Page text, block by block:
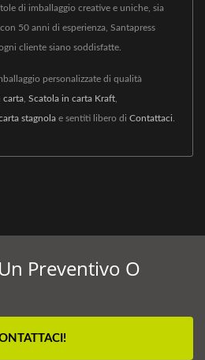
di imballaggio creative e uniche, sia
50 anni di esperienza, Santapress
cliente siano soddisfatte.
personalizzate di qualità
carta, Scatola in carta Kraft,
stagnola e sentiti libero di Contattaci.
Preventivo O